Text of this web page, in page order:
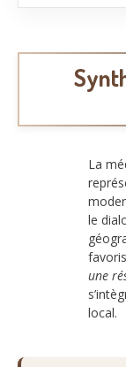
La
le
une
local.